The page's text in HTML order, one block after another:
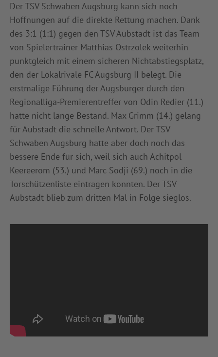
Der TSV Schwaben Augsburg kann sich noch
Hoffnungen auf die direkte Rettung machen. Dank
des 3:1 (1:1) gegen den TSV Aubstadt ist das Team
von Spielertrainer Matthias Ostrzolek weiterhin
punktgleich mit einem sicheren Nichtabstiegsplatz,
den der Lokalrivale FC Augsburg II belegt. Die
erstmalige Führung der Augsburger durch den
Regionalliga-Premierentreffer von Odin Redier (11.)
hatte nicht lange Bestand. Max Grimm (14.) gelang
für Aubstadt die schnelle Antwort. Der TSV
Schwaben Augsburg hatte aber doch noch das
bessere Ende für sich, weil sich auch Achitpol
Keereerom (53.) und Marc Sodji (69.) noch in die
Torschützenliste eintragen konnten. Der TSV
Aubstadt blieb zum dritten Mal in Folge sieglos.